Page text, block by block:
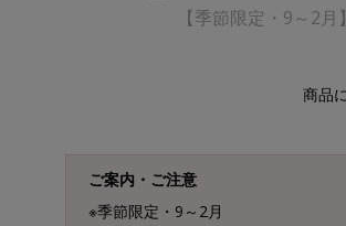
【季節限定・9～2月】
商品
ご案内・ご注意
※季節限定・9～2月